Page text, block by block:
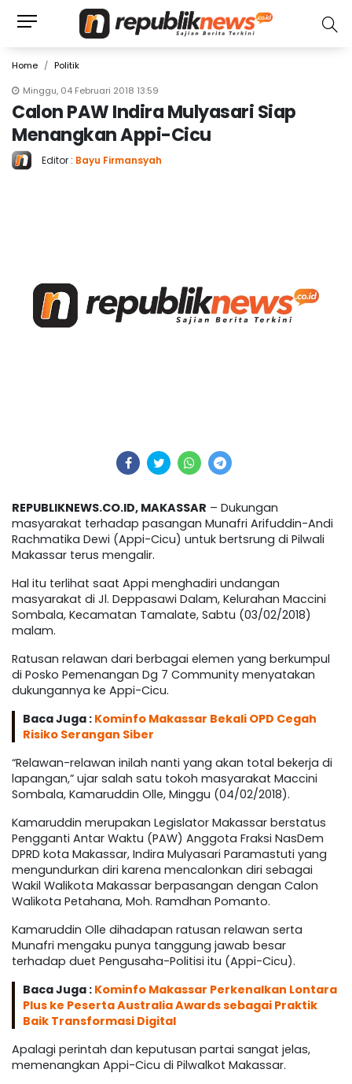
Home
Politik
Minggu, 04 Februari 2018 13:59
Calon PAW Indira Mulyasari Siap
Menangkan Appi-Cicu
Editor : Bayu Firmansyah
REPUBLIKNEWS.CO.ID, MAKASSAR – Dukungan
masyarakat terhadap pasangan Munafri Arifuddin-Andi
Rachmatika Dewi (Appi-Cicu) untuk bertsrung di Pilwali
Makassar terus mengalir.
Hal itu terlihat saat Appi menghadiri undangan
masyarakat di Jl. Deppasawi Dalam, Kelurahan Maccini
Sombala, Kecamatan Tamalate, Sabtu (03/02/2018)
malam.
Ratusan relawan dari berbagai elemen yang berkumpul
di Posko Pemenangan Dg 7 Community menyatakan
dukungannya ke Appi-Cicu.
Baca Juga : Kominfo Makassar Bekali OPD Cegah
Risiko Serangan Siber
“Relawan-relawan inilah nanti yang akan total bekerja di
lapangan,” ujar salah satu tokoh masyarakat Maccini
Sombala, Kamaruddin Olle, Minggu (04/02/2018).
Kamaruddin merupakan Legislator Makassar berstatus
Pengganti Antar Waktu (PAW) Anggota Fraksi NasDem
DPRD kota Makassar, Indira Mulyasari Paramastuti yang
mengundurkan diri karena mencalonkan diri sebagai
Wakil Walikota Makassar berpasangan dengan Calon
Walikota Petahana, Moh. Ramdhan Pomanto.
Kamaruddin Olle dihadapan ratusan relawan serta
Munafri mengaku punya tanggung jawab besar
terhadap duet Pengusaha-Politisi itu (Appi-Cicu).
Baca Juga : Kominfo Makassar Perkenalkan Lontara
Plus ke Peserta Australia Awards sebagai Praktik
Baik Transformasi Digital
Apalagi perintah dan keputusan partai sangat jelas,
memenangkan Appi-Cicu di Pilwalkot Makassar.